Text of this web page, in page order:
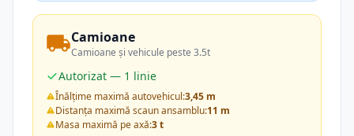
Camioane
Camioane și vehicule peste 3.5t
Autorizat — 1 linie
Înălțime maximă autovehicul:3,45 m
Distanța maximă scaun ansamblu:11 m
Masa maximă pe axă:3 t